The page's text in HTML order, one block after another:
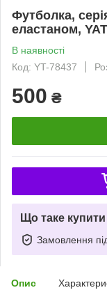
Футболка,
еластаном,
В наявності
Код: YT-78437
500 ₴
Що таке
Замовлення
Опис